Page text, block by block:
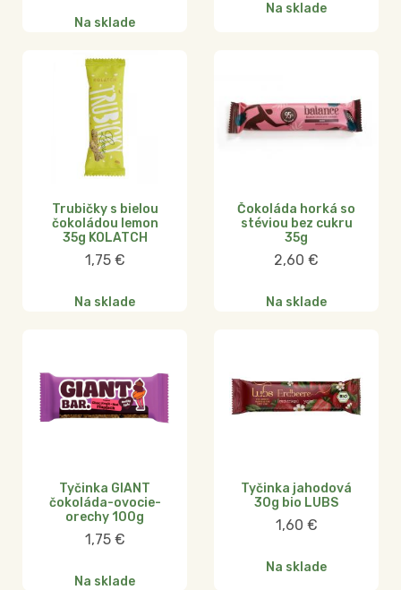
Na sklade
Na sklade
Trubičky s bielou
čokoládou lemon
35g KOLATCH
1,75 €
Na sklade
Čokoláda horká so
stéviou bez cukru
35g
2,60 €
Na sklade
Tyčinka GIANT
čokoláda-ovocie-
orechy 100g
1,75 €
Na sklade
Tyčinka jahodová
30g bio LUBS
1,60 €
Na sklade